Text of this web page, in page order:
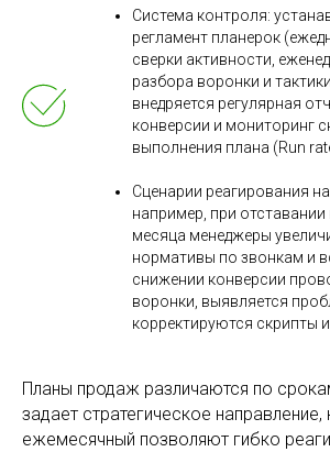
Система контроля:
регламент планерок
сверки активности,
разбора воронки и
внедряется регулярная
конверсии и мониторинг
выполнения плана (Run
Сценарии реагирования
например, при
месяца менеджеры
нормативы по звонкам и
снижении конверсии
воронки, выявляется
корректируются скрипты и
Планы продаж различаются по
задает стратегическое направление,
ежемесячный позволяют гибко